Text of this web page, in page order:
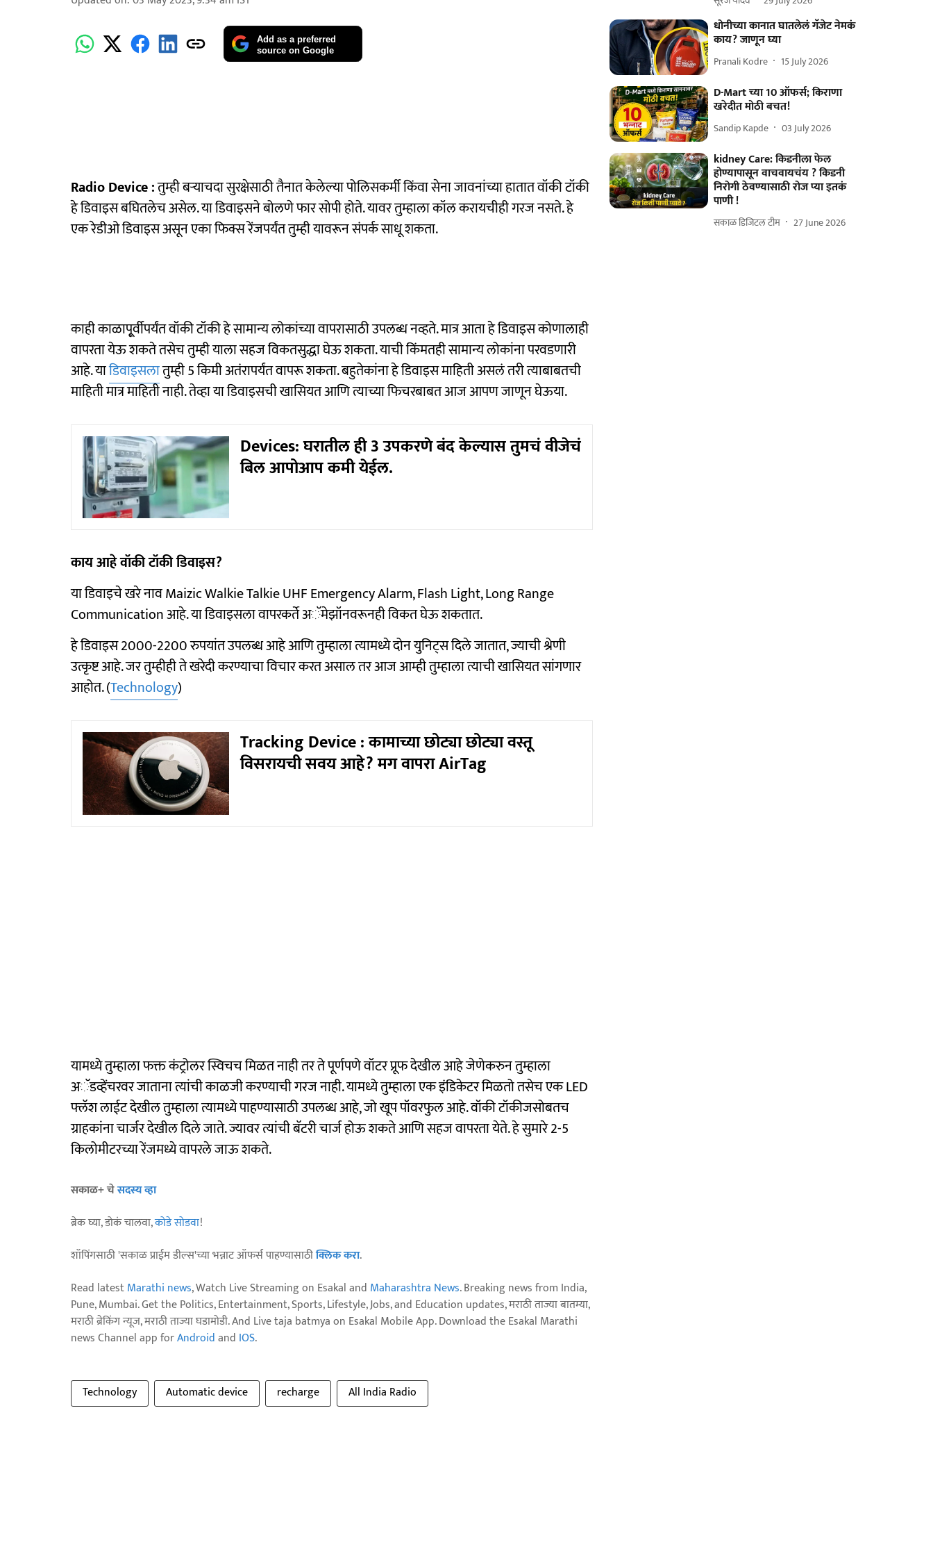
Add as a preferred
source on Google
Radio Device :तुम्ही बऱ्याचदा सुरक्षेसाठी तैनात केलेल्या पोलिसकर्मी किंवा सेना जावनांच्या हातात वॉकी टॉकी
हे डिवाइस बघितलेच असेल. या डिवाइसने बोलणे फार सोपी होते. यावर तुम्हाला कॉल करायचीही गरज नसते. हे
एक रेडीओ डिवाइस असून एका फिक्स रेंजपर्यंत तुम्ही यावरून संपर्क साधू शकता.
काही काळापू्र्वीपर्यंत वॉकी टॉकी हे सामान्य लोकांच्या वापरासाठी उपलब्ध नव्हते. मात्र आता हे डिवाइस कोणालाही
वापरता येऊ शकते तसेच तुम्ही याला सहज विकतसुद्धा घेऊ शकता. याची किंमतही सामान्य लोकांना परवडणारी
आहे. याडिवाइसलातुम्ही 5 किमी अतंरापर्यंत वापरू शकता. बहुतेकांना हे डिवाइस माहिती असलं तरी त्याबाबतची
माहिती मात्र माहिती नाही. तेव्हा या डिवाइसची खासियत आणि त्याच्या फिचरबाबत आज आपण जाणून घेऊया.
Devices: घरातील ही 3 उपकरणे बंद केल्यास तुमचं वीजेचं
बिल आपोआप कमी येईल.
काय आहे वॉकी टॉकी डिवाइस?
या डिवाइचे खरे नाव Maizic Walkie Talkie UHF Emergency Alarm, Flash Light, Long Range
Communication आहे. या डिवाइसला वापरकर्ते अॅमेझॉनवरूनही विकत घेऊ शकतात.
हे डिवाइस 2000-2200 रुपयांत उपलब्ध आहे आणि तुम्हाला त्यामध्ये दोन युनिट्स दिले जातात, ज्याची श्रेणी
उत्कृष्ट आहे. जर तुम्हीही ते खरेदी करण्याचा विचार करत असाल तर आज आम्ही तुम्हाला त्याची खासियत सांगणार
आहोत. (Technology)
Tracking Device : कामाच्या छोट्या छोट्या वस्तू
विसरायची सवय आहे? मग वापरा AirTag
यामध्ये तुम्हाला फक्त कंट्रोलर स्विचच मिळत नाही तर ते पूर्णपणे वॉटर प्रूफ देखील आहे जेणेकरुन तुम्हाला
अॅडव्हेंचरवर जाताना त्यांची काळजी करण्याची गरज नाही. यामध्ये तुम्हाला एक इंडिकेटर मिळतो तसेच एक LED
फ्लॅश लाईट देखील तुम्हाला त्यामध्ये पाहण्यासाठी उपलब्ध आहे, जो खूप पॉवरफुल आहे. वॉकी टॉकीजसोबतच
ग्राहकांना चार्जर देखील दिले जाते. ज्यावर त्यांची बॅटरी चार्ज होऊ शकते आणि सहज वापरता येते. हे सुमारे 2-5
किलोमीटरच्या रेंजमध्ये वापरले जाऊ शकते.
सकाळ+ चेसदस्य व्हा
ब्रेक घ्या, डोकं चालवा,कोडे सोडवा!
शॉपिंगसाठी 'सकाळ प्राईम डील्स'च्या भन्नाट ऑफर्स पाहण्यासाठीक्लिक करा.
Read latestMarathi news, Watch Live Streaming on Esakal and Maharashtra News. Breaking news from India,
Pune, Mumbai. Get the Politics, Entertainment, Sports, Lifestyle, Jobs, and Education updates, मराठी ताज्या बातम्या,
मराठी ब्रेकिंग न्यूज, मराठी ताज्या घडामोडी. And Live taja batmya on Esakal Mobile App. Download the Esakal Marathi
news Channel app forAndroidand IOS.
Technology Automatic device recharge All India Radio
धोनीच्या कानात घातलेलं गॅजेट नेमकं
काय? जाणून घ्या
Pranali Kodre 15 July 2026
D-Mart च्या 10 ऑफर्स; किराणा
खरेदीत मोठी बचत!
Sandip Kapde 03 July 2026
kidney Care: किडनीला फेल
होण्यापासून वाचवायचंय ? किडनी
निरोगी ठेवण्यासाठी रोज प्या इतकं
पाणी !
सकाळ डिजिटल टीम 27 June 2026